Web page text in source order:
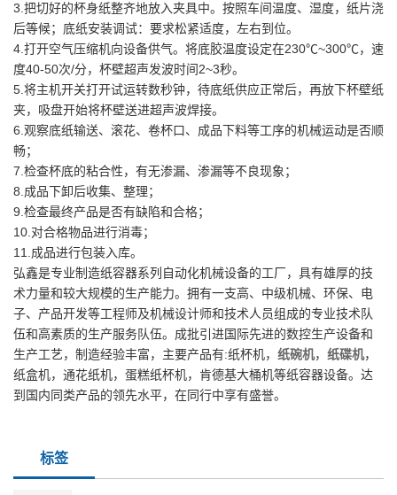
3.把切好的杯身纸整齐地放入夹具中。按照车间温度、湿度，纸片浇
后等候；底纸安装调试：要求松紧适度，左右到位。
4.打开空气压缩机向设备供气。将底胶温度设定在230℃~300℃，速
度40-50次/分，杯壁超声发波时间2~3秒。
5.将主机开关打开试运转数秒钟，待底纸供应正常后，再放下杯壁纸
夹，吸盘开始将杯壁送进超声波焊接。
6.观察底纸输送、滚花、卷杯口、成品下料等工序的机械运动是否顺
畅；
7.检查杯底的粘合性，有无渗漏、渗漏等不良现象；
8.成品下卸后收集、整理；
9.检查最终产品是否有缺陷和合格；
10.对合格物品进行消毒；
11.成品进行包装入库。
弘鑫是专业制造纸容器系列自动化机械设备的工厂，具有雄厚的技
术力量和较大规模的生产能力。拥有一支高、中级机械、环保、电
子、产品开发等工程师及机械设计师和技术人员组成的专业技术队
伍和高素质的生产服务队伍。成批引进国际先进的数控生产设备和
生产工艺，制造经验丰富，主要产品有:纸杯机， 纸碗机， 纸碟机，
纸盒机，通花纸机，蛋糕纸杯机，肯德基大桶机等纸容器设备。达
到国内同类产品的领先水平，在同行中享有盛誉。
标签